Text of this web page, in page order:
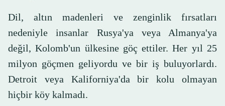
Dil, altın madenleri ve zenginlik fırsatları
nedeniyle insanlar Rusya'ya veya Almanya'ya
değil, Kolomb'un ülkesine göç ettiler. Her yıl 25
milyon göçmen geliyordu ve bir iş buluyorlardı.
Detroit veya Kaliforniya'da bir kolu olmayan
hiçbir köy kalmadı.